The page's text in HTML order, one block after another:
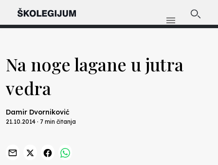
Na noge lagane u jutra
vedra
Damir Dvorniković
21.10.2014 · 7 min čitanja